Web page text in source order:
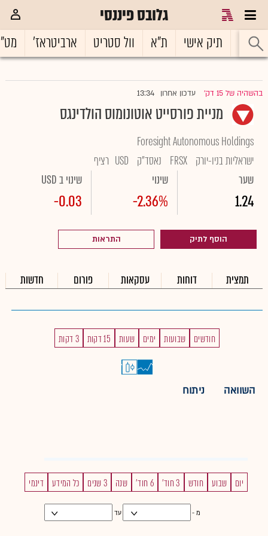
גלובס פיננסי
ראשי תיק אישי ת"א וול סטריט ארביטראז'
בהשהיה של 15 דק' עדכון אחרון 13:34
מניית פורסייט אוטונומוס הולדינגס
Foresight Autonomous Holdings
ישראליות בניו-יורק FRSX נאסד"ק USD רציף
שער
1.24
שינוי
-2.36%
שינוי ב USD
-0.03
הוסף לתיק התראות
תמצית דוחות עסקאות פורום חדשות
חודשים שבועות ימים שעות 15 דקות 3 דקות
השוואה ניתוח
יום שבוע חודש 3 חוד' 6 חוד' שנה 3 שנים כל המידע דינמי
מ - עד